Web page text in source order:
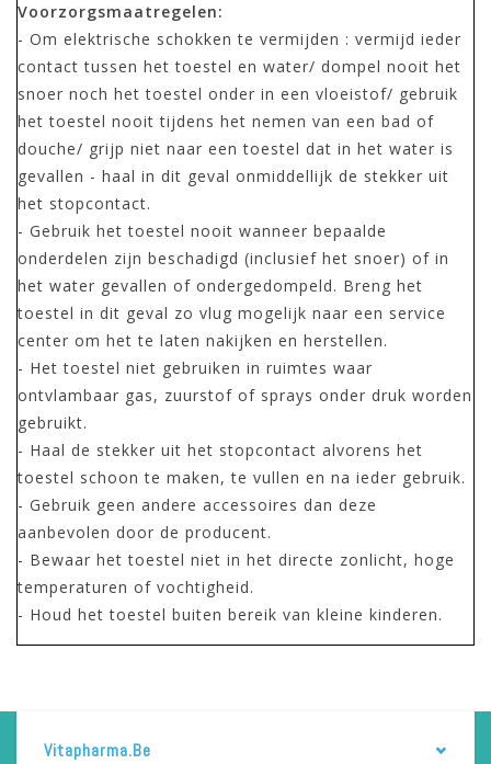
Voorzorgsmaatregelen:
- Om elektrische schokken te vermijden : vermijd ieder
contact tussen het toestel en water/ dompel nooit het
snoer noch het toestel onder in een vloeistof/ gebruik
het toestel nooit tijdens het nemen van een bad of
douche/ grijp niet naar een toestel dat in het water is
gevallen - haal in dit geval onmiddellijk de stekker uit
het stopcontact.
- Gebruik het toestel nooit wanneer bepaalde
onderdelen zijn beschadigd (inclusief het snoer) of in
het water gevallen of ondergedompeld. Breng het
toestel in dit geval zo vlug mogelijk naar een service
center om het te laten nakijken en herstellen.
- Het toestel niet gebruiken in ruimtes waar
ontvlambaar gas, zuurstof of sprays onder druk worden
gebruikt.
- Haal de stekker uit het stopcontact alvorens het
toestel schoon te maken, te vullen en na ieder gebruik.
- Gebruik geen andere accessoires dan deze
aanbevolen door de producent.
- Bewaar het toestel niet in het directe zonlicht, hoge
temperaturen of vochtigheid.
- Houd het toestel buiten bereik van kleine kinderen.
Vitapharma.be